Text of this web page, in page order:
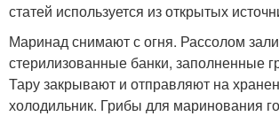
статей используется из открытых
Маринад снимают с огня. Рассолом
стерилизованные банки, заполненные
Тару закрывают и отправляют на
холодильник. Грибы для маринования